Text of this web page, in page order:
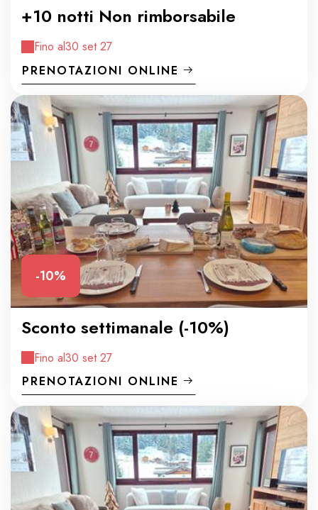
+10 notti Non rimborsabile
Fino al30 set 27
PRENOTAZIONI ONLINE
-10%
Sconto settimanale (-10%)
Fino al30 set 27
PRENOTAZIONI ONLINE